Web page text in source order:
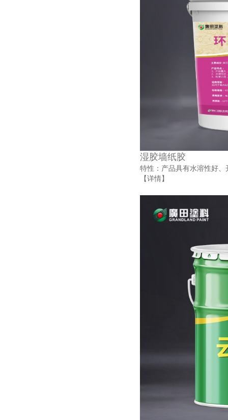
湿胶墙纸胶
特性：产品具有水溶性好
【详情】